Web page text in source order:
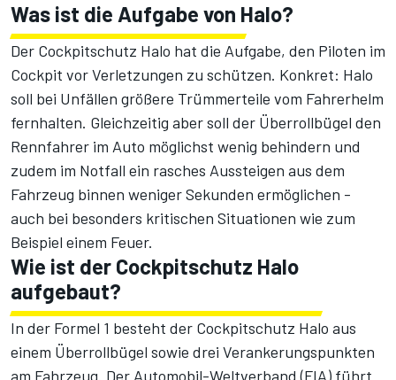
Was ist die Aufgabe von Halo?
Der Cockpitschutz Halo hat die Aufgabe, den Piloten im
Cockpit vor Verletzungen zu schützen. Konkret: Halo
soll bei Unfällen größere Trümmerteile vom Fahrerhelm
fernhalten. Gleichzeitig aber soll der Überrollbügel den
Rennfahrer im Auto möglichst wenig behindern und
zudem im Notfall ein rasches Aussteigen aus dem
Fahrzeug binnen weniger Sekunden ermöglichen -
auch bei besonders kritischen Situationen wie zum
Beispiel einem Feuer.
Wie ist der Cockpitschutz Halo
aufgebaut?
In der Formel 1 besteht der Cockpitschutz Halo aus
einem Überrollbügel sowie drei Verankerungspunkten
am Fahrzeug. Der Automobil-Weltverband (FIA) führt